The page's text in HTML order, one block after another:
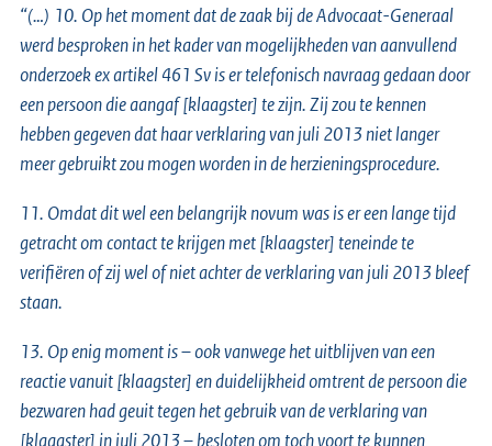
“(…) 10. Op het moment dat de zaak bij de Advocaat-Generaal
werd besproken in het kader van mogelijkheden van aanvullend
onderzoek ex artikel 461 Sv is er telefonisch navraag gedaan door
een persoon die aangaf [klaagster] te zijn. Zij zou te kennen
hebben gegeven dat haar verklaring van juli 2013 niet langer
meer gebruikt zou mogen worden in de herzieningsprocedure.
11. Omdat dit wel een belangrijk novum was is er een lange tijd
getracht om contact te krijgen met [klaagster] teneinde te
verifiëren of zij wel of niet achter de verklaring van juli 2013 bleef
staan.
13. Op enig moment is – ook vanwege het uitblijven van een
reactie vanuit [klaagster] en duidelijkheid omtrent de persoon die
bezwaren had geuit tegen het gebruik van de verklaring van
[klaagster] in juli 2013 – besloten om toch voort te kunnen